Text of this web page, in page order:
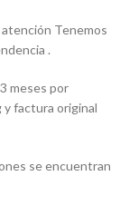
atención Tenemos
.
meses por
factura original
se encuentran